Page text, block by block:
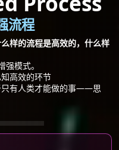
流程
样的流程是高效的，什么样
模式。
高效的环节
只有人类才能做的事——思
视觉生成品控流程